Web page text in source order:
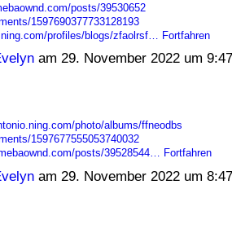
posts/39530652
1597690377733128193
profiles/blogs/zfaolrsf…
Fortfahren
am 29. November 2022 um
photo/albums/ffneodbs
1597677555053740032
posts/39528544… Fortfahren
am 29. November 2022 um